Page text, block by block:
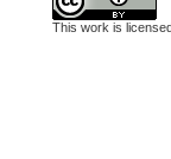
This work is